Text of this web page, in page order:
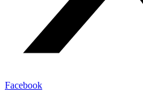
Facebook